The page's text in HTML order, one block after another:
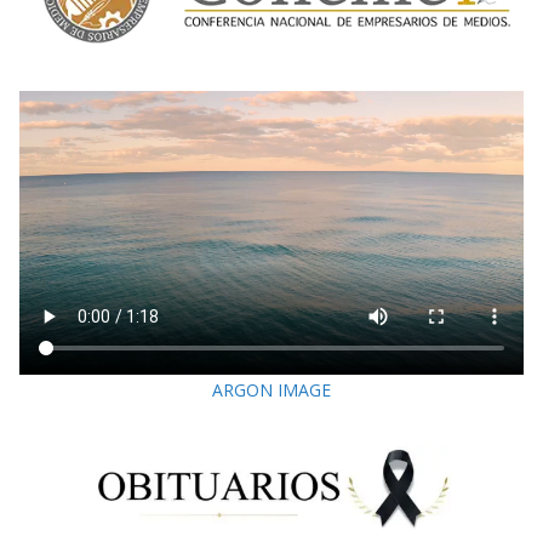
ARGON IMAGE